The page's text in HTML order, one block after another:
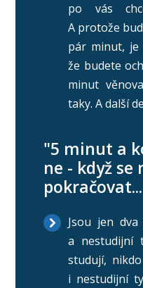
po vás
A protože
pár minut, je
že budete
minut
taky. A další
"5 minut a
ne - když
Jsou jen
a nestudijní
studují,
i nestudijní